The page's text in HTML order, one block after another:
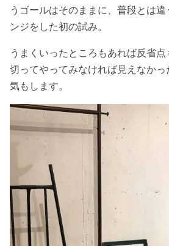
うゴールはそのままに、普段とは
ンジをした初の試み。
うまくいったところもあれば反省
切ってやってみなければ見えなか
気もします。